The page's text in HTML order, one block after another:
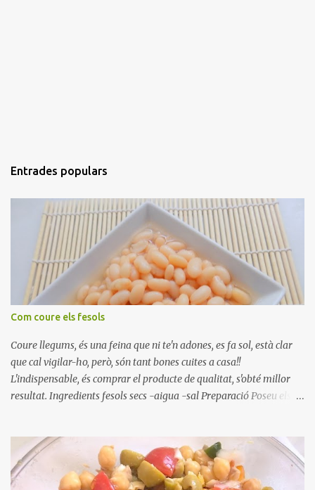
Entrades populars
Com coure els fesols
Coure llegums, és una feina que ni te'n adones, es fa sol, està clar
que cal vigilar-ho, però, són tant bones cuites a casa!!
L'indispensable, és comprar el producte de qualitat, s'obté millor
resultat. Ingredients fesols secs -aigua -sal Preparació Poseu els
quan arrenca el bull, canvieu l'aigua bullint, per aigua freda,
repetiu dues o tres vegades, abaixeu el foc i atureu la ebullició, dues
o tres vegades afegint aigua freda, han de coure a foc baix, quasi